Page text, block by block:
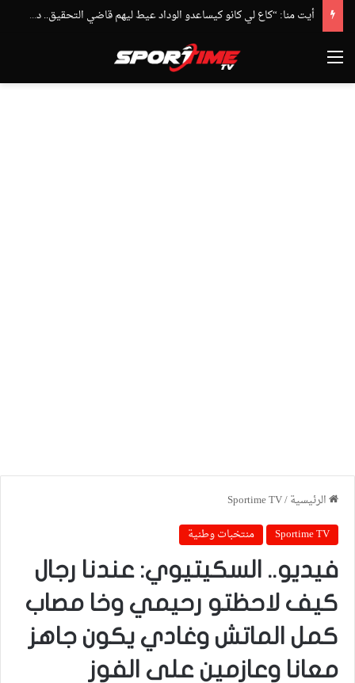
أيت منا: “كاع لي كانو كيساعدو الوداد عيط ليهم قاضي التحقيق.. دابا حتى شي واحد ما بقا باغي يعاون”
القائمة
الرئيسية/
Sportime TV
Sportime TV
منتخبات وطنية
فيديو.. السكيتيوي: عندنا رجال
كيف لاحظتو رحيمي وخا مصاب
كمل الماتش وغادي يكون جاهز
معانا وعازمين على الفوز